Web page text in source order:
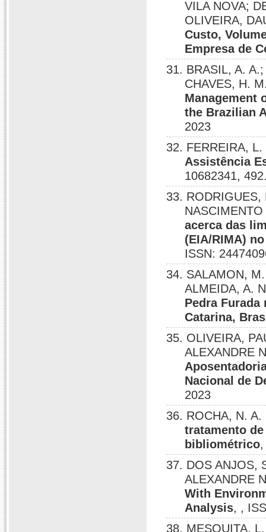
VILA NOVA;
OLIVEIRA,
Custo,
Empresa de
31. BRASIL, A.
CHAVES, H.
Management
the Brazilian
2023
32. FERREIRA,
Assistência
10682341,
33. RODRIGUES,
acerca das
(EIA/RIMA)
ISSN:
34. SALAMON,
ALMEIDA, A.
Pedra Furada
Catarina,
35. OLIVEIRA,
ALEXANDRE
Nacional de
2023
36. ROCHA, N.
tratamento
bibliométrico
37. DOS ANJOS,
ALEXANDRE
With
Analysis, ,
38. MESQUITA,